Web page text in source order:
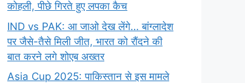
कोहली, पीछे गिरते हुए लपका कैच
IND vs PAK: आ जाओ देख लेंगे… बांग्लादेश
पर जैसे-तैसे मिली जीत, भारत को रौंदने की
बात करने लगे शोएब अख्तर
Asia Cup 2025: पाकिस्तान से इस मामले